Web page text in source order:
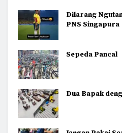
Dilarang
PNS Singapura
Sepeda Pancal
Dua Bapak